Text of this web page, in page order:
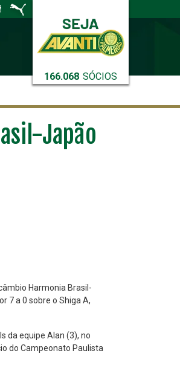
166.068 SÓCIOS
Japão
Harmonia Brasil-
7 a 0 sobre o Shiga A,
da equipe Alan (3), no
do Campeonato Paulista